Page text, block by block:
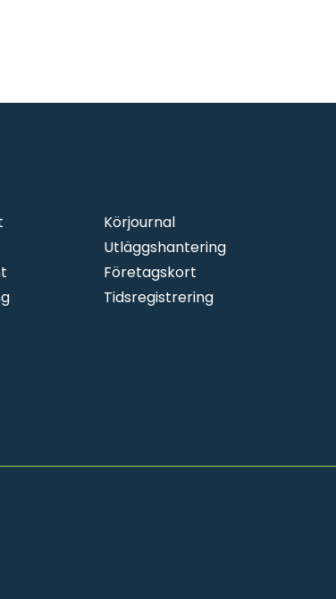
Körjournal
Utläggshantering
Företagskort
Tidsregistrering